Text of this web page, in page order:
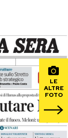
calcio 2026
LE
ALTRE
FOTO